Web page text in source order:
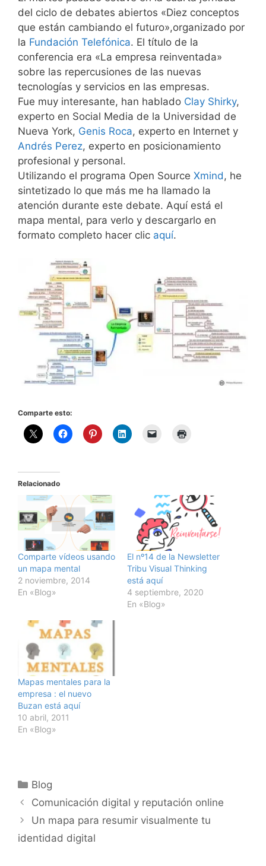
del ciclo de debates abiertos «Diez conceptos
que están cambiando el futuro»,organizado por
la Fundación Telefónica. El título de la
conferencia era «La empresa reinventada»
sobre las repercusiones de las nuevas
tecnologías y servicios en las empresas.
Fue muy interesante, han hablado Clay Shirky,
experto en Social Media de la Universidad de
Nueva York, Genis Roca, experto en Internet y
Andrés Perez, experto en posicionamiento
profesional y personal.
Utilizando el programa Open Source Xmind, he
sintetizado lo que más me ha llamado la
atención durante este debate. Aquí está el
mapa mental, para verlo y descargarlo en
formato completo hacer clic aquí.
Comparte esto:
Relacionado
Comparte vídeos usando
un mapa mental
2 noviembre, 2014
En «Blog»
El nº14 de la Newsletter
Tribu Visual Thinking
está aquí
4 septiembre, 2020
En «Blog»
Mapas mentales para la
empresa : el nuevo
Buzan está aquí
10 abril, 2011
En «Blog»
Categorías
Blog
Comunicación digital y reputación online
Un mapa para resumir visualmente tu
identidad digital